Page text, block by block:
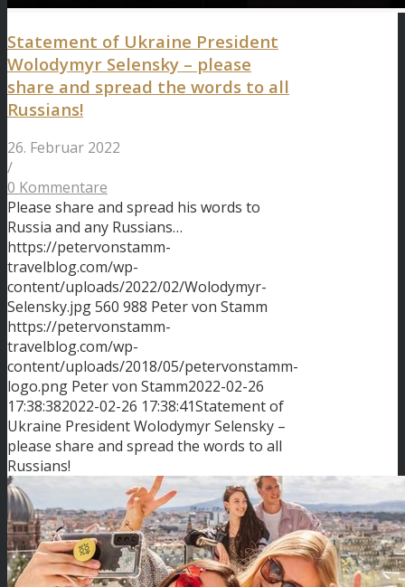
Statement of Ukraine President
Wolodymyr Selensky – please
share and spread the words to all
Russians!
26. Februar 2022
/
0 Kommentare
Please share and spread his words to
Russia and any Russians…
https://petervonstamm-
travelblog.com/wp-
content/uploads/2022/02/Wolodymyr-
Selensky.jpg560 988 Peter von Stamm
https://petervonstamm-
travelblog.com/wp-
content/uploads/2018/05/petervonstamm-
logo.png Peter von Stamm2022-02-26
17:38:382022-02-26 17:38:41Statement of
Ukraine President Wolodymyr Selensky –
please share and spread the words to all
Russians!